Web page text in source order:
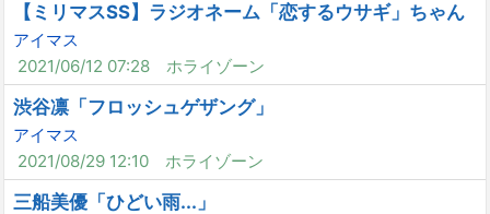
【ミリマスSS】ラジオネーム「恋するウサギ」ちゃん
アイマス
2021/06/12 07:28
ホライゾーン
渋谷凛「フロッシュゲザング」
アイマス
2021/08/29 12:10
ホライゾーン
三船美優「ひどい雨...」